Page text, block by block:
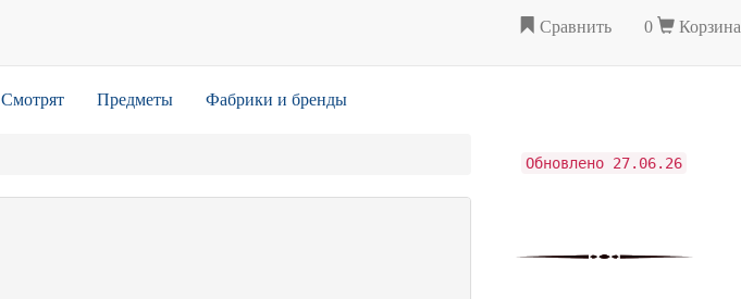
Сравнить 0 Корзина
Смотрят Предметы Фабрики и бренды
Обновлено 27.06.26